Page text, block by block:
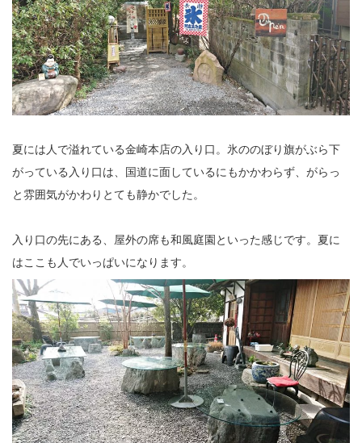
夏には人で溢れている金崎本店の入り口。氷ののぼり旗がぶら下
がっている入り口は、国道に面しているにもかかわらず、がらっ
と雰囲気がかわりとても静かでした。
入り口の先にある、屋外の席も和風庭園といった感じです。夏に
はここも人でいっぱいになります。